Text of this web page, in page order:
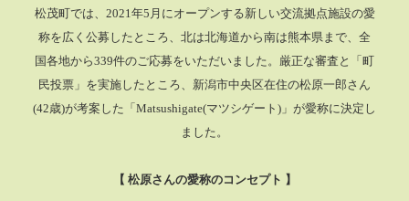
松茂町では、2021年5月にオープンする新しい交流拠点施設の愛
称を広く公募したところ、 北は北海道から南は熊本県まで、全
国各地から339件のご応募をいただいました。厳正な審査と「町
民投票」を実施したところ、 新潟市中央区在住の松原一郎さん
(42歳)が考案した「Matsushigate(マツシゲート)」が愛称に決定し
ました。
【 松原さんの愛称のコンセプト 】